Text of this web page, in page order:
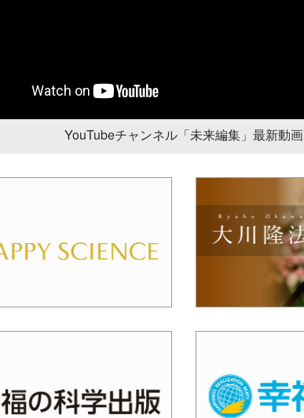
YouTubeチャンネル「未来編集」最新動画